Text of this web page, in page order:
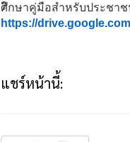
ศึกษาคู่มือสำหรับประชาช
https://
แชร์หน้านี้: